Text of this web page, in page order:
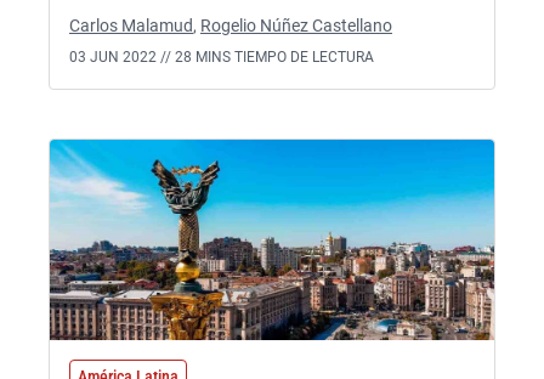
Carlos Malamud, Rogelio Núñez Castellano
03 JUN 2022 // 28 MINS TIEMPO DE LECTURA